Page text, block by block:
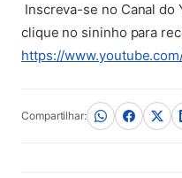
Inscreva-se no Canal do
clique no sininho para
https://
Compartilhar: